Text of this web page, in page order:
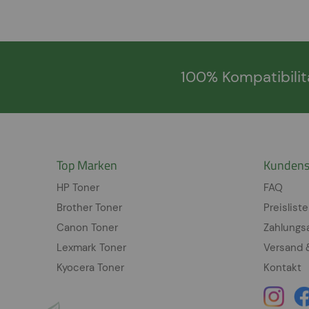
100%
Top Marken
HP Toner
Brother Toner
Canon Toner
Lexmark Toner
Kyocera Toner
FAQ
Versand
Kontakt